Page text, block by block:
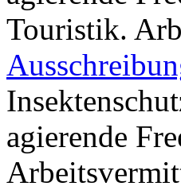
Touristik.
agierende